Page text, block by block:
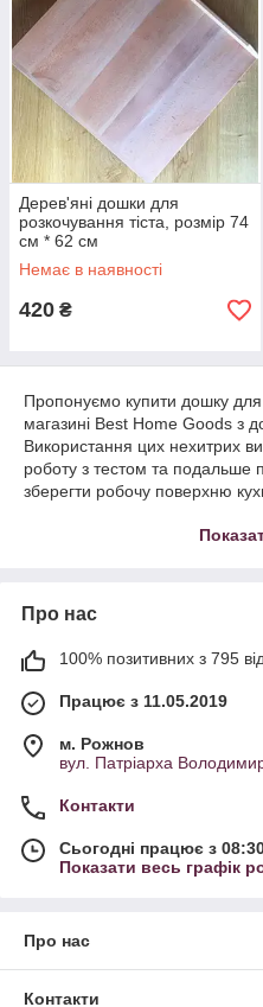
Дерев'яні дошки для
розкочування тіста, розмір 74
см * 62 см
Немає в наявності
420 ₴
Пропонуємо купити дошку для
магазині Best Home Goods з
Використання цих нехитрих
роботу з тестом та подальше
зберегти робочу поверхню
, кухарі та
Про нас
100% позитивних з 795
Працює з 11.05.2019
м. Рожнов
вул. Патріарха
Контакти
Сьогодні працює з
Показати весь графік
Про нас
Контакти